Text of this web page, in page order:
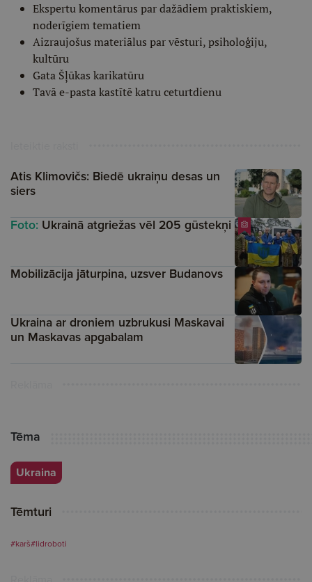
Ekspertu komentārus par dažādiem praktiskiem,
noderīgiem tematiem
Aizraujošus materiālus par vēsturi, psiholoģiju,
kultūru
Gata Šļūkas karikatūru
Tavā e-pasta kastītē katru ceturtdienu
Atis Klimovičs: Biedē ukraiņu desas un
siers
Foto: Ukrainā atgriežas vēl 205 gūstekņi
Mobilizācija jāturpina, uzsver Budanovs
Ukraina ar droniem uzbrukusi Maskavai
un Maskavas apgabalam
Tēma
Ukraina
Tēmturi
#karš#lidroboti